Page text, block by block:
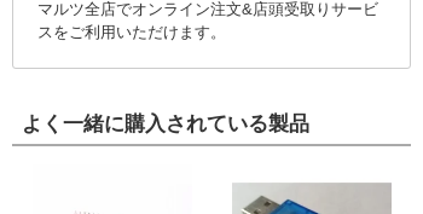
マルツ全店でオンライン注文&店頭受取りサービ
スをご利用いただけます。
よく一緒に購入されている製品